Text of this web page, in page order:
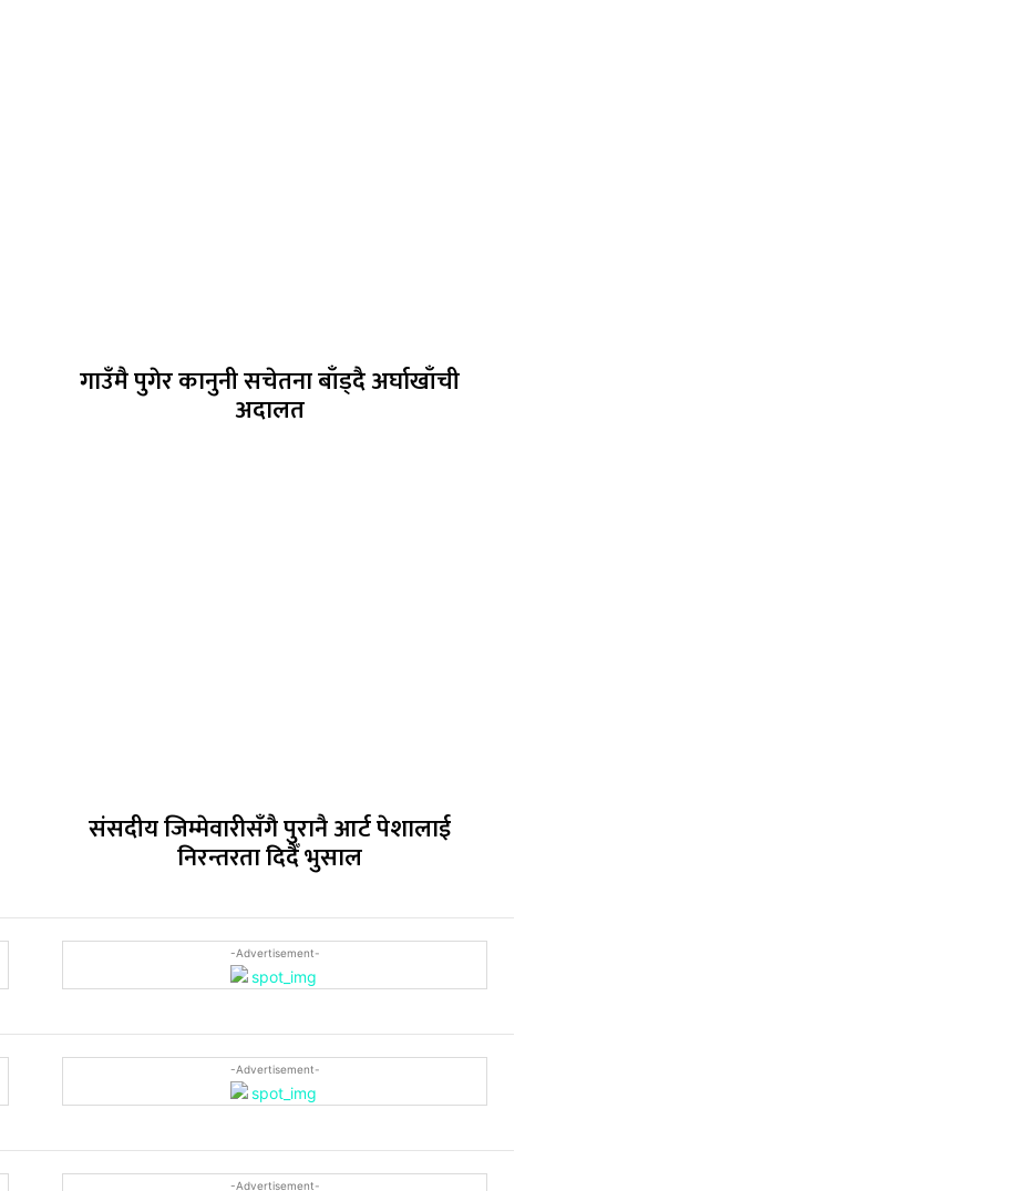
गाउँमै पुगेर कानुनी सचेतना बाँड्दै अर्घाखाँची
अदालत
संसदीय जिम्मेवारीसँगै पुरानै आर्ट पेशालाई
निरन्तरता दिदैँ भुसाल
-Advertisement-
-Advertisement-
-Advertisement-